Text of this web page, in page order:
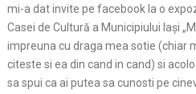
mi-a dat invite pe facebook la o
Casei de Cultură a Municipiului Iaşi
impreuna cu draga mea sotie (chiar
citeste si ea din cand in cand) si
sa spui ca ai putea sa cunosti pe